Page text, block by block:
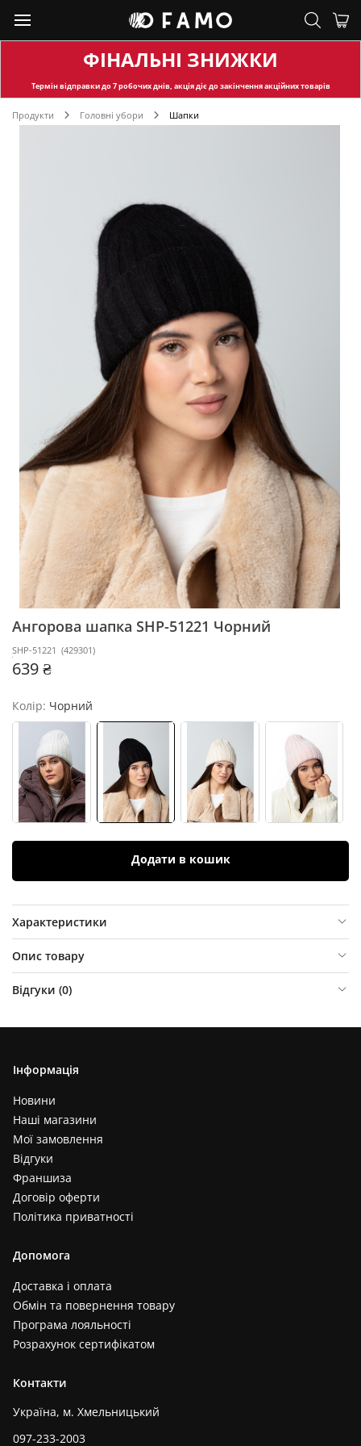
ФІНАЛЬНІ ЗНИЖКИ
Термін відправкидо 7 робочих днів, акція діє до закінчення акційних товарів
Продукти Головні убори Шапки
Ангорова шапка SHP-51221 Чорний
SHP-51221 (429301)
639 ₴
Колір: Чорний
Додати в кошик
Характеристики
Опис товару
Відгуки (0)
Інформація
Новини
Наші магазини
Мої замовлення
Відгуки
Франшиза
Договір оферти
Політика приватності
Допомога
Доставка і оплата
Обмін та повернення товару
Програма лояльності
Розрахунок сертифікатом
Контакти
Україна, м. Хмельницький
097-233-2003